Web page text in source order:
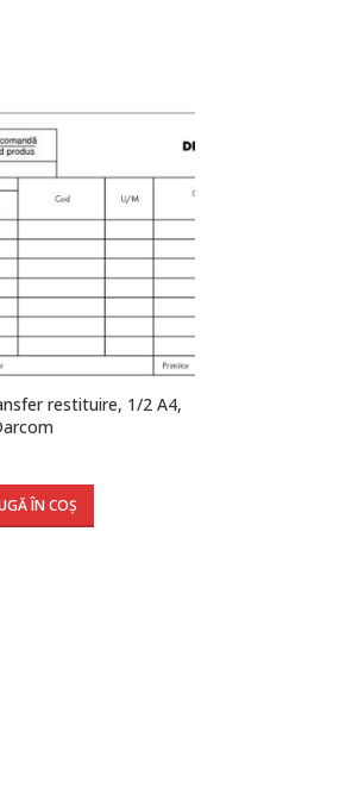
restituire, 1/2 A4,
ÎN COȘ